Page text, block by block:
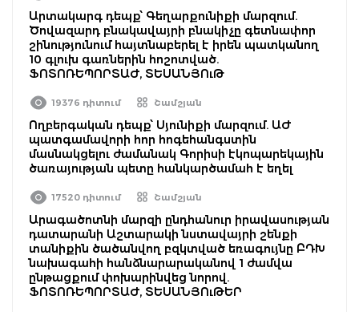
Արտակարգ դեպք՝ Գեղարքունիքի մարզում.
Ծովազարդ բնակավայրի բնակիչը գետնափոր
շինությունում հայտնաբերել է իրեն պատկանող
10 գլուխ գառներին հոշոտված.
ՖՈՏՈՌԵՊՈՐՏԱԺ, ՏԵՍԱՆՅՈւԹ
19376 դիտում Շամշյան
Ողբերգական դեպք՝ Սյունիքի մարզում. ԱԺ
պատգամավորի հոր հոգեհանգստին
մասնակցելու ժամանակ Գորիսի էկոպարեկային
ծառայության պետը հանկարծամահ է եղել
17520 դիտում Շամշյան
Արագածոտնի մարզի ընդհանուր իրավասության
դատարանի Աշտարակի նստավայրի շենքի
տանիքին ծածանվող բզկտված եռագույնը ԲԴԽ
նախագահի հանձնարարականով 1 ժամվա
ընթացքում փոխարինվեց նորով.
ՖՈՏՈՌԵՊՈՐՏԱԺ, ՏԵՍԱՆՅՈւԹԵՐ